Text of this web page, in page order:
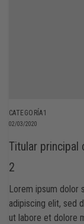
CATEGORÍA1
02/03/2020
Titular principal
2
Lorem ipsum dolor
adipiscing elit, sed
ut labore et dolore